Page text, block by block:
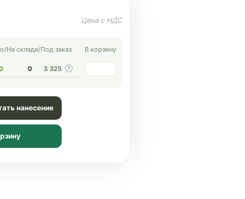
/На складе/Под заказ В корзину
0 3 325
нанесение